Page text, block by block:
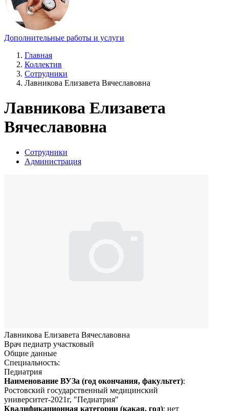
Дополнительные работы и услуги
Главная
Коллектив
Сотрудники
Лавникова Елизавета Вячеславовна
Лавникова Елизавета
Вячеславовна
Сотрудники
Администрация
Лавникова Елизавета Вячеславовна
Врач педиатр участковый
Общие данные
Специальность:
Педиатрия
Наименование ВУЗа (год окончания, факультет):
Ростовский государственный медицинский
университет-2021г, "Педиатрия"
Квалификационная категории (какая, год): нет